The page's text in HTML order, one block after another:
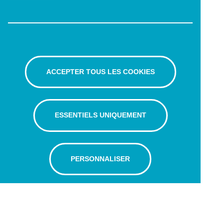
ACCEPTER TOUS LES COOKIES
ESSENTIELS UNIQUEMENT
PERSONNALISER